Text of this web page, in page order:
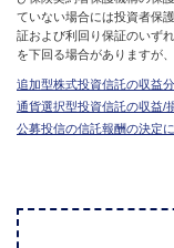
ていない場合には投資者保
証および利回り保証のいず
を下回る場合がありますが
追加型株式投資信託の収益
通貨選択型投資信託の収益/
公募投信の信託報酬の決定